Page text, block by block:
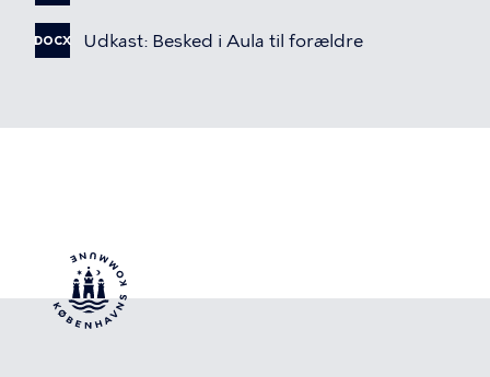
Fil
DOCX Udkast: Besked i Aula til forældre